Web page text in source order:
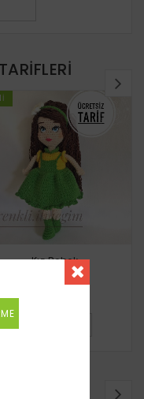
Kız Bebek